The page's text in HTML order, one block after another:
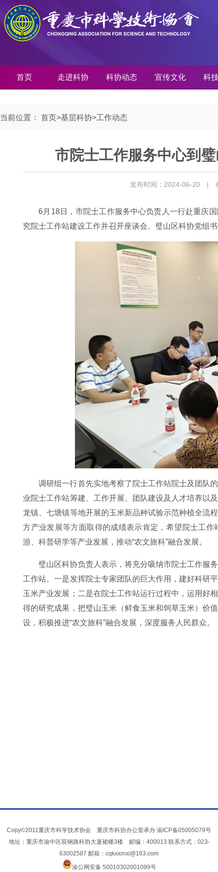
首页 走进科协 科协动态 宣传文化 科
当前位置： 首页>基层科协>工作动态
市院士工作服务中心到
发布时间：2024-06-20 |
6月18日，市院士工作服务中心负责人一行赴重庆
究院士工作站建设工作并召开座谈会。璧山区科协党组
调研组一行首先实地考察了院士工作站院士及团队
业院士工作站筹建、工作开展、团队建设及人才培养以
龙镇、七塘镇等地开展的玉米新品种试验示范种植全流
方产业发展等方面取得的成绩表示肯定，希望院士工
游、科普研学等产业发展，推动“农文旅科”融合发展。
璧山区科协负责人表示，将充分吸纳市院士工作服
工作站。一是发挥院士专家团队的巨大作用，建好科研
玉米产业发展；二是在院士工作站运行过程中，运用好
得的研究成果，把璧山玉米（鲜食玉米和饲草玉米）价
设，积极推进“农文旅科”融合发展，深度服务人民群众。
Copy©2011重庆市科学技术协会 重庆市科协办公室承办 渝ICP备05005079号
地址：重庆市渝中区双钢路科协大厦裙楼3楼 邮编：400013 联系方式：023-
63002587 邮箱：cqkxxinxi@163.com
渝公网安备 50010302001099号